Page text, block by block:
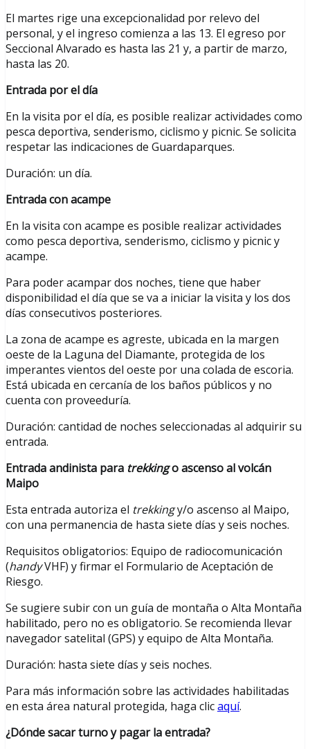
El martes rige una excepcionalidad por relevo del
personal, y el ingreso comienza a las 13. El egreso por
Seccional Alvarado es hasta las 21 y, a partir de marzo,
hasta las 20.
Entrada por el día
En la visita por el día, es posible realizar actividades como
pesca deportiva, senderismo, ciclismo y picnic. Se solicita
respetar las indicaciones de Guardaparques.
Duración: un día.
Entrada con acampe
En la visita con acampe es posible realizar actividades
como pesca deportiva, senderismo, ciclismo y picnic y
acampe.
Para poder acampar dos noches, tiene que haber
disponibilidad el día que se va a iniciar la visita y los dos
días consecutivos posteriores.
La zona de acampe es agreste, ubicada en la margen
oeste de la Laguna del Diamante, protegida de los
imperantes vientos del oeste por una colada de escoria.
Está ubicada en cercanía de los baños públicos y no
cuenta con proveeduría.
Duración: cantidad de noches seleccionadas al adquirir su
entrada.
Entrada andinista para trekkingo ascenso al volcán
Maipo
Esta entrada autoriza el trekkingy/o ascenso al Maipo,
con una permanencia de hasta siete días y seis noches.
Requisitos obligatorios: Equipo de radiocomunicación
(handyVHF) y firmar el Formulario de Aceptación de
Riesgo.
Se sugiere subir con un guía de montaña o Alta Montaña
habilitado, pero no es obligatorio. Se recomienda llevar
navegador satelital (GPS) y equipo de Alta Montaña.
Duración: hasta siete días y seis noches.
Para más información sobre las actividades habilitadas
en esta área natural protegida, haga clicaquí.
¿Dónde sacar turno y pagar la entrada?